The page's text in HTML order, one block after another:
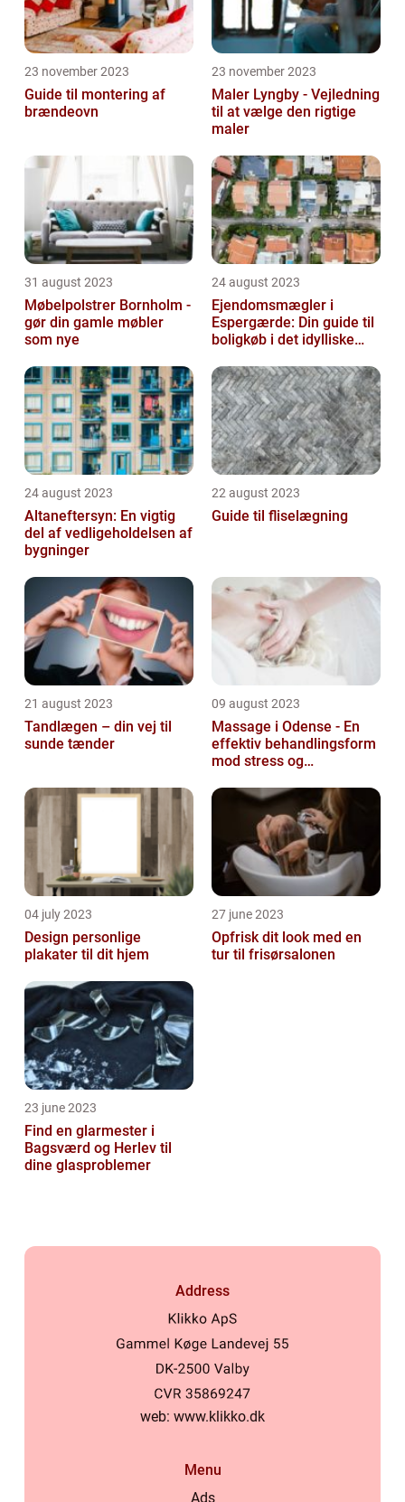
23 november 2023
Guide til montering af
brændeovn
23 november 2023
Maler Lyngby - Vejledning
til at vælge den rigtige
maler
31 august 2023
Møbelpolstrer Bornholm -
gør din gamle møbler
som nye
24 august 2023
Ejendomsmægler i
Espergærde: Din guide til
boligkøb i det idylliske
24 august 2023
Altaneftersyn: En vigtig
del af vedligeholdelsen af
bygninger
22 august 2023
Guide til fliselægning
21 august 2023
Tandlægen – din vej til
sunde tænder
09 august 2023
Massage i Odense - En
effektiv behandlingsform
mod stress og
04 july 2023
Design personlige
plakater til dit hjem
27 june 2023
Opfrisk dit look med en
tur til frisørsalonen
23 june 2023
Find en glarmester i
Bagsværd og Herlev til
dine glasproblemer
Address
web: www.klikko.dk
Menu
Ads